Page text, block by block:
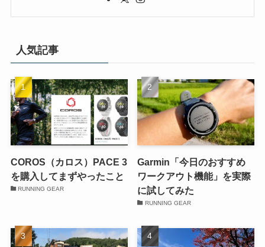
人気記事
COROS（カロス）PACE 3
を購入してまずやったこと
RUNNING GEAR
Garmin「今日のおすすめ
ワークアウト機能」を実際
に試してみた
RUNNING GEAR